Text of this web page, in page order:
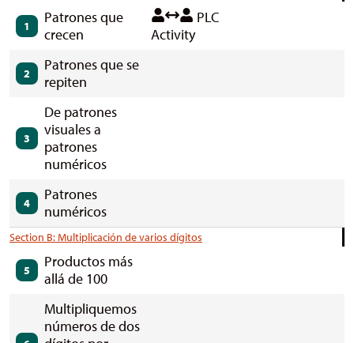
1
Patrones que
crecen
PLC
Activity
2
Patrones que se
repiten
3
De patrones
visuales a
patrones
numéricos
4
Patrones
numéricos
Section B: Multiplicación de varios dígitos
5
Productos más
allá de 100
Multipliquemos
números de dos